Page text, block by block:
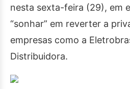
nesta sexta-feira (29), em
“sonhar” em reverter a
empresas como a
Distribuidora.